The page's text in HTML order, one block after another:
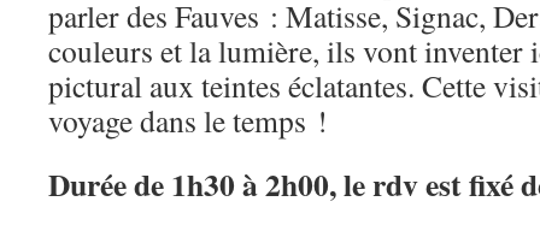
parler des Fauves : Matisse, Signac,
couleurs et la lumière, ils vont inventer
pictural aux teintes éclatantes. Cette
voyage dans le temps !
Durée de 1h30 à 2h00, le rdv est fixé